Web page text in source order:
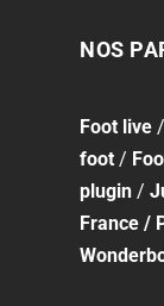
NOS
Foot live
foot /
plugin /
France /